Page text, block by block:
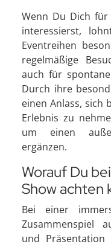
Wenn Du Dich für
interessierst,
Eventreihen
regelmäßige
auch für
Durch ihre
einen Anlass, sich
Erlebnis zu
um einen
ergänzen.
Worauf Du
Show achten
Bei einer
Zusammenspiel
und